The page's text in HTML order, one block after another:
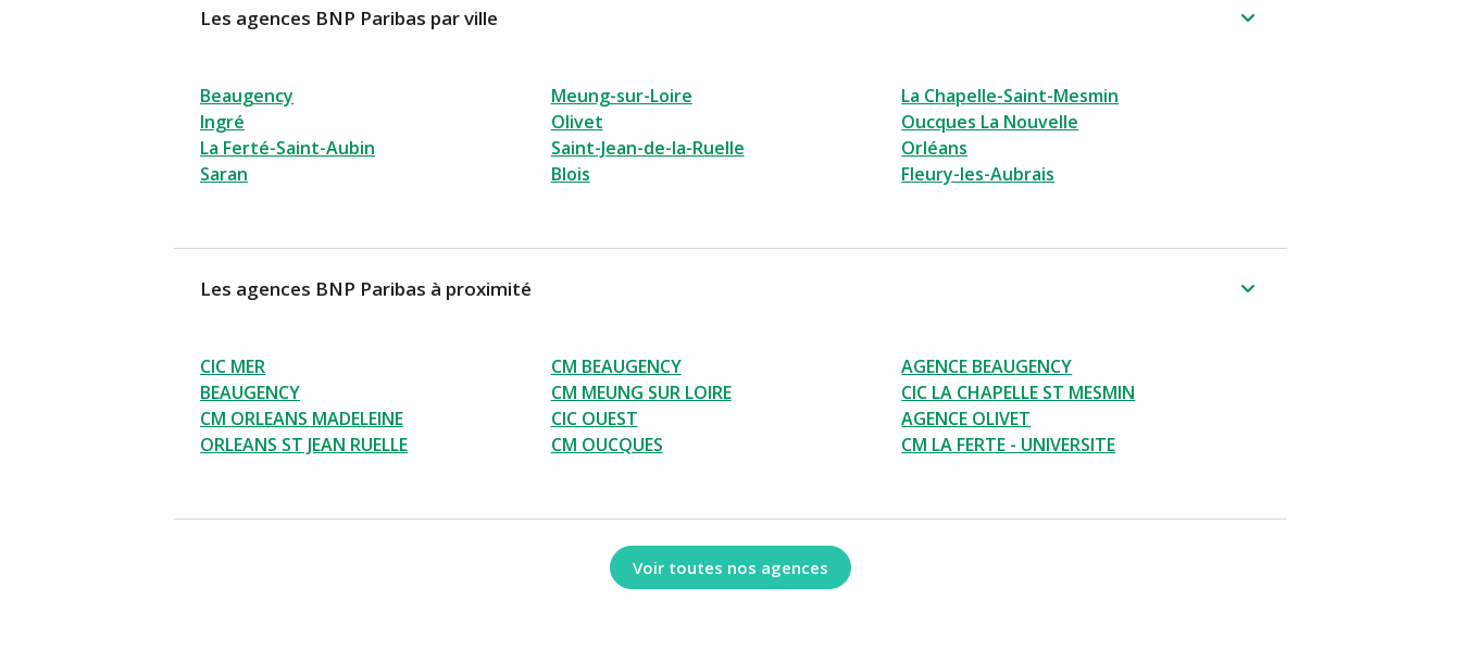
Les agences BNP Paribas par ville
Beaugency Meung-sur-Loire
La Chapelle-Saint-Mesmin
Ingré
Olivet
Oucques La Nouvelle
La Ferté-Saint-Aubin
Saint-Jean-de-la-Ruelle
Orléans
Saran
Blois Fleury-les-Aubrais
Les agences BNP Paribas à proximité
CIC MER CM BEAUGENCY
AGENCE BEAUGENCY
BEAUGENCY
CM MEUNG SUR LOIRE
CIC LA CHAPELLE ST MESMIN
CM ORLEANS MADELEINE
CIC OUEST
AGENCE OLIVET
ORLEANS ST JEAN RUELLE
CM OUCQUES CM LA FERTE - UNIVERSITE
Voir toutes nos agences